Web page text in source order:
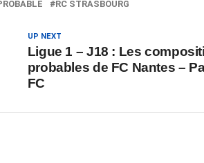
RC STRASBOURG
UP NEXT
Ligue 1 – J18 : Les
probables de FC Nantes –
FC